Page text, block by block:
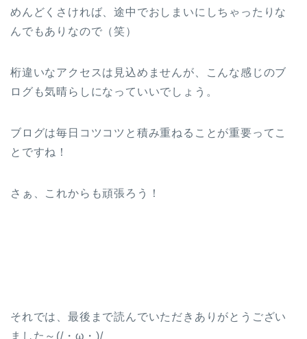
めんどくさければ、途中でおしまいにしちゃったりな
んでもありなので（笑）
桁違いなアクセスは見込めませんが、こんな感じのブ
ログも気晴らしになっていいでしょう。
ブログは毎日コツコツと積み重ねることが重要ってこ
とですね！
さぁ、これからも頑張ろう！
それでは、最後まで読んでいただきありがとうござい
ました～(/・ω・)/